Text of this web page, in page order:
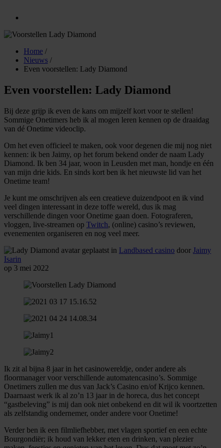
Home /
Nieuws /
Even voorstellen: Lady Diamond
Even voorstellen: Lady Diamond
Bij deze grijp ik even de kans om mijzelf kort voor te stellen!
Sommige Onetimers heb ik al mogen leren kennen op de draaidag
van dé Onetime videoclip.
Om het even officieel te maken, ook voor degenen die mij nog niet
kennen: ik ben Jaimy, op het forum bekend onder de naam Lady
Diamond. Ik ben 34 jaar, woon in Leusden met man, hondje en één
van mijn drie kids. En sinds kort ben ik het nieuwste lid van het
Onetime team!
Je kunt me omschrijven als een creatieve duizendpoot en ik vind
veel dingen interessant in deze toffe wereld, dus ik mag
verschillende dingen voor Onetime gaan doen. Fotograferen,
vloggen, live-streamen op Twitch, (online) casino’s reviewen,
evenementen organiseren en nog veel meer.
geplaatst in Landbased casino door Jaimy
Isarin
op 3 mei 2022
Ik zit al bijna 8 jaar in het casinowereldje, onder andere als
floormanager voor verschillende automatencasino’s. Sommige
Onetimers zullen me dus van Jack’s Casino en/of Krijco kennen.
Daarnaast werk ik al zo’n 13 jaar in de horeca, dus het concept
“gastbeleving” is mij dan ook niet onbekend en dit wil ik voortzetten
als zelfstandig ondernemer, onder andere voor Onetime!
Verder ben ik een filmliefhebber, met vlagen sportief en een echte
Bourgondiër; ik houd van lekker eten en drinken, van plezier